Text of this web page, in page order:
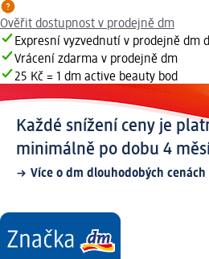
Ověřit dostupnost v prodejně dm
Expresní vyzvednutí v prodejně dm
Vrácení zdarma v prodejně dm
25 Kč = 1 dm active beauty bod
Každé snížení ceny je
minimálně po dobu 4
Více o dm dlouhodobých cenách